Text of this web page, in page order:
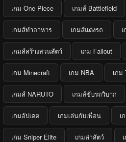
เกม One Piece เกมส์ Battlefield
เกมส์ทำอาหาร เกมส์แต่งรถ
เกมส์สร้างสวนสัตว์ เกม Fallout
เกม Minecraft เกม NBA เกม
เกมส์ NARUTO เกมส์ขับรถวิบาก
เกมอัปเดต เกมเล่นกับเพื่อน เ
เกม Sniper Elite เกมล่าสัตว์